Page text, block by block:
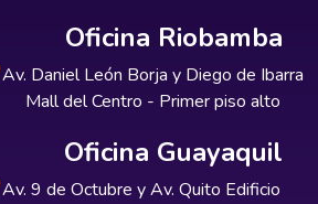
Oficina Riobamba
Av. Daniel León Borja y Diego de Ibarra
Mall del Centro - Primer piso alto
Oficina Guayaquil
Av. 9 de Octubre y Av. Quito Edificio